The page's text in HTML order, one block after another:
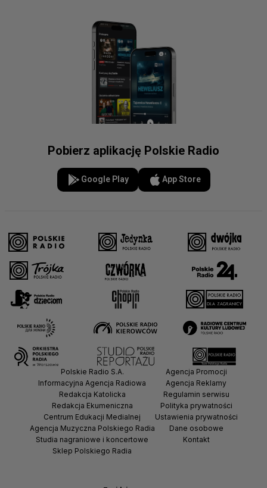
Pobierz aplikację Polskie Radio
Google Play App Store
Polskie Radio S.A.
Informacyjna Agencja Radiowa
Redakcja Katolicka
Redakcja Ekumeniczna
Centrum Edukacji Medialnej
Agencja Muzyczna Polskiego Radia
Studia nagraniowe i koncertowe
Sklep Polskiego Radia
Agencja Promocji
Agencja Reklamy
Regulamin serwisu
Polityka prywatności
Ustawienia prywatności
Dane osobowe
Kontakt